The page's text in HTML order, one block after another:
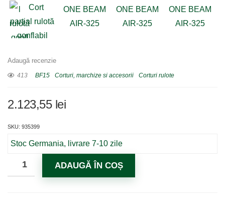
Adaugă recenzie
413 BF15 Corturi, marchize si accesorii Corturi rulote
2.123,55 lei
SKU: 935399
Stoc Germania, livrare 7-10 zile
ADAUGĂ ÎN COȘ